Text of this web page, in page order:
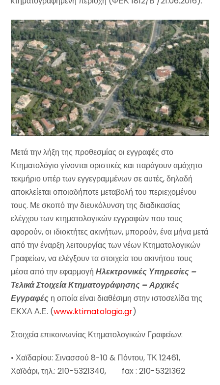
Μετά την λήξη της προθεσμίας οι εγγραφές στο
Κτηματολόγιο γίνονται οριστικές και παράγουν αμάχητο
τεκμήριο υπέρ των εγγεγραμμένων σε αυτές, δηλαδή
αποκλείεται οποιαδήποτε μεταβολή του περιεχομένου
τους. Με σκοπό την διευκόλυνση της διαδικασίας
ελέγχου των κτηματολογικών εγγραφών που τους
αφορούν, οι ιδιοκτήτες ακινήτων, μπορούν, ένα μήνα μετά
από την έναρξη λειτουργίας των νέων Κτηματολογικών
Γραφείων, να ελέγξουν τα στοιχεία του ακινήτου τους
μέσα από την εφαρμογή Ηλεκτρονικές Υπηρεσίες –
Τελικά Στοιχεία Κτηματογράφησης – Αρχικές
Εγγραφές η οποία είναι διαθέσιμη στην ιστοσελίδα της
ΕΚΧΑ Α.Ε. (www.ktimatologio.gr)
Στοιχεία επικοινωνίας Κτηματολογικών Γραφείων:
• Χαϊδαρίου: Σινασσού 8-10 & Πόντου, ΤΚ 12461,
Χαϊδάρι, τηλ.: 210-5321340, fax : 210-5321362